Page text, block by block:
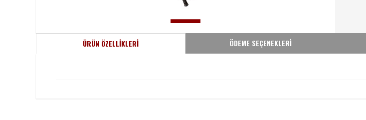
ÜRÜN ÖZELLİKLERİ ÖDEME SEÇENEKLERİ